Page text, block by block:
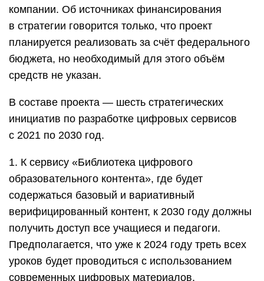
компании. Об источниках финансирования
в стратегии говорится только, что проект
планируется реализовать за счёт федерального
бюджета, но необходимый для этого объём
средств не указан.
В составе проекта — шесть стратегических
инициатив по разработке цифровых сервисов
с 2021 по 2030 год.
1. К сервису «Библиотека цифрового
образовательного контента», где будет
содержаться базовый и вариативный
верифицированный контент, к 2030 году должны
получить доступ все учащиеся и педагоги.
Предполагается, что уже к 2024 году треть всех
уроков будет проводиться с использованием
современных цифровых материалов.